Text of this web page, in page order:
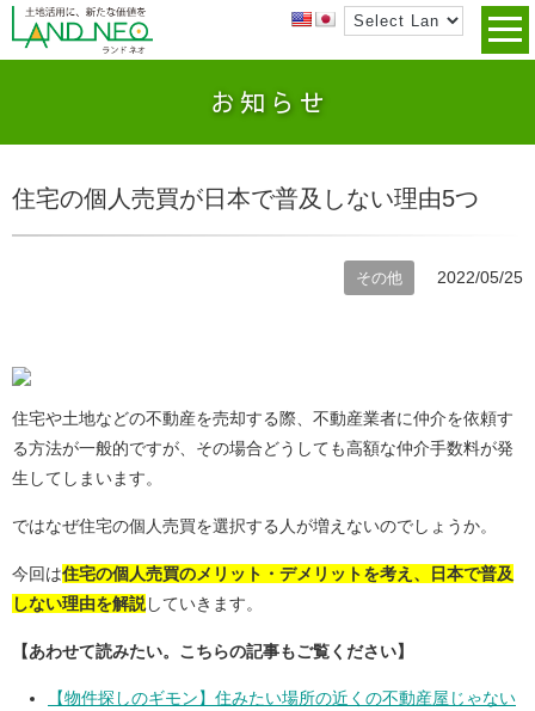
お知らせ
住宅の個人売買が日本で普及しない理由5つ
その他 2022/05/25
住宅や土地などの不動産を売却する際、不動産業者に仲介を依頼す
る方法が一般的ですが、その場合どうしても高額な仲介手数料が発
生してしまいます。
ではなぜ住宅の個人売買を選択する人が増えないのでしょうか。
今回は住宅の個人売買のメリット・デメリットを考え、日本で普及
しない理由を解説していきます。
【あわせて読みたい。こちらの記事もご覧ください】
【物件探しのギモン】住みたい場所の近くの不動産屋じゃない